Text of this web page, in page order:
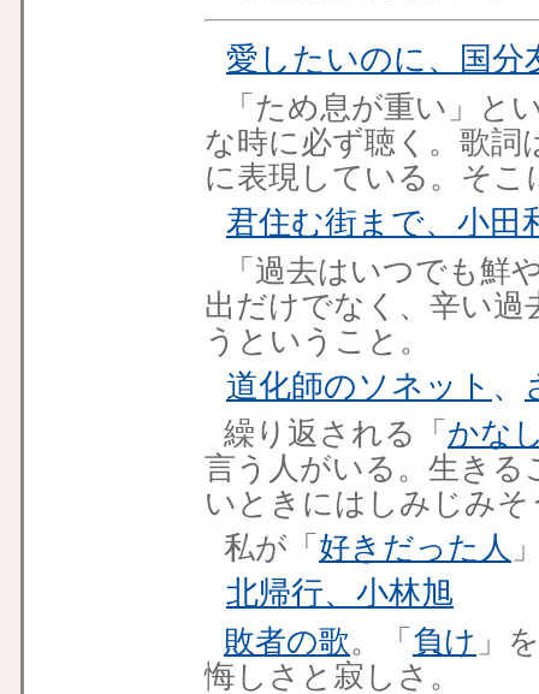
愛したいのに、国分
「ため息が重い」と
な時に必ず聴く。歌詞
に表現している。そ
君住む街まで、小田
「過去はいつでも鮮
出だけでなく、辛い
うということ。
道化師のソネット 、
繰り返される「 かな
言う人がいる。生き
いときにはしみじみそ
私が「 好きだった人
北帰行、小林旭
敗者の歌。「 負け 」
悔しさと寂しさ。